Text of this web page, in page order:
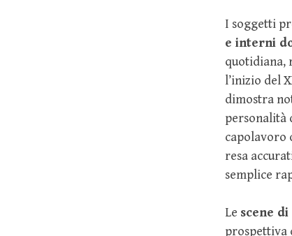
I soggetti
e interni
quotidiana,
l’inizio del
dimostra
personalità
capolavoro
resa
semplice
Le scene
prospettiva